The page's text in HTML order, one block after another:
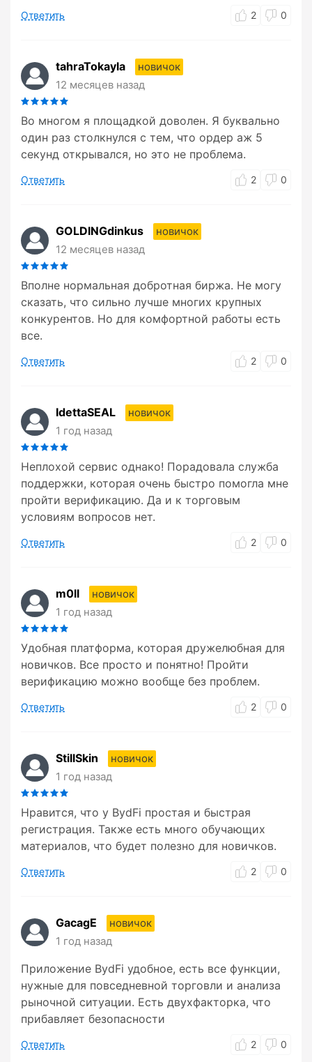
Ответить 2 0
tahraTokayla
новичок
12 месяцев назад
Во многом я площадкой доволен. Я буквально
один раз столкнулся с тем, что ордер аж 5
секунд открывался, но это не проблема.
Ответить 2 0
GOLDINGdinkus
новичок
12 месяцев назад
Вполне нормальная добротная биржа. Не могу
сказать, что сильно лучше многих крупных
конкурентов. Но для комфортной работы есть
все.
Ответить 2 0
IdettaSEAL
новичок
1 год назад
Неплохой сервис однако! Порадовала служба
поддержки, которая очень быстро помогла мне
пройти верификацию. Да и к торговым
условиям вопросов нет.
Ответить 2 0
m0ll
новичок
1 год назад
Удобная платформа, которая дружелюбная для
новичков. Все просто и понятно! Пройти
верификацию можно вообще без проблем.
Ответить 2 0
StillSkin
новичок
1 год назад
Нравится, что у BydFi простая и быстрая
регистрация. Также есть много обучающих
материалов, что будет полезно для новичков.
Ответить 2 0
GacagE
новичок
1 год назад
Приложение BydFi удобное, есть все функции,
нужные для повседневной торговли и анализа
рыночной ситуации. Есть двухфакторка, что
прибавляет безопасности
Ответить 2 0